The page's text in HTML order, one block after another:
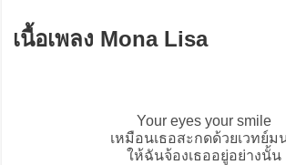
เนื้อเพลง Mona Lisa
Your eyes your smile
เหมือนเธอสะกดด้วยเวทย์ม
ให้ฉันจ้องเธออยู่อย่างนั้น